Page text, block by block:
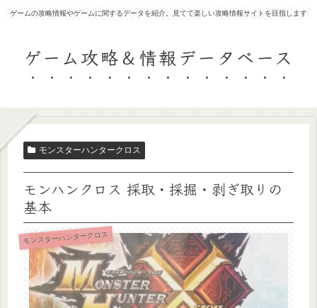
ゲームの攻略情報やゲームに関するデータを紹介。見てて楽しい攻略情報サイトを目指します
ゲーム攻略＆情報データベース
モンスターハンタークロス
モンハンクロス 採取・採掘・剥ぎ取りの
基本
モンスターハンタークロス